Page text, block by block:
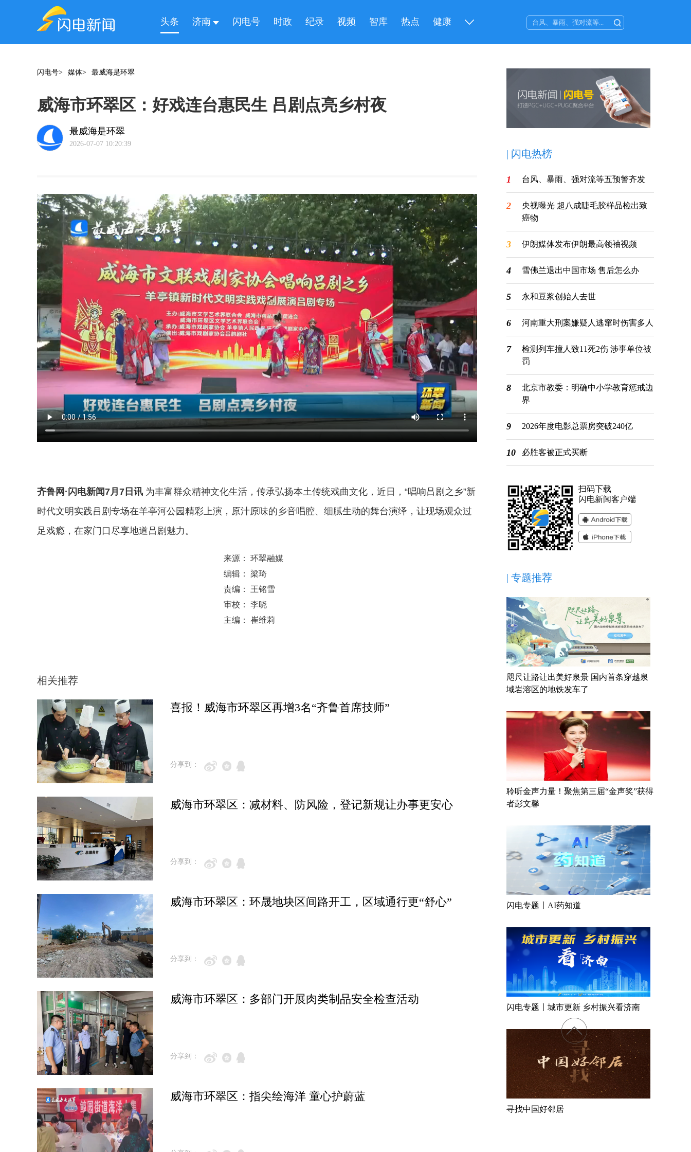
头条 济南 闪电号 时政 纪录 视频 智库 热点 健康
闪电号> 媒体> 最威海是环翠
威海市环翠区：好戏连台惠民生 吕剧点亮乡村夜
最威海是环翠
2026-07-07 10:20:39
齐鲁网·闪电新闻7月7日讯 为丰富群众精神文化生活，传承弘扬本土传统戏曲文化，近日，“唱响吕剧之乡”新
时代文明实践吕剧专场在羊亭河公园精彩上演，原汁原味的乡音唱腔、细腻生动的舞台演绎，让现场观众过
足戏瘾，在家门口尽享地道吕剧魅力。
来源： 环翠融媒
编辑： 梁琦
责编： 王铭雪
审校： 李晓
主编： 崔维莉
相关推荐
喜报！威海市环翠区再增3名“齐鲁首席技师”
分享到：
威海市环翠区：减材料、防风险，登记新规让办事更安心
分享到：
威海市环翠区：环晟地块区间路开工，区域通行更“舒心”
分享到：
威海市环翠区：多部门开展肉类制品安全检查活动
分享到：
威海市环翠区：指尖绘海洋 童心护蔚蓝
| 闪电热榜
1 台风、暴雨、强对流等五预警齐发
2
央视曝光 超八成睫毛胶样品检出致
癌物
3 伊朗媒体发布伊朗最高领袖视频
4 雪佛兰退出中国市场 售后怎么办
5 永和豆浆创始人去世
6 河南重大刑案嫌疑人逃窜时伤害多人
7
检测列车撞人致11死2伤 涉事单位被
罚
8
北京市教委：明确中小学教育惩戒边
界
9 2026年度电影总票房突破240亿
10 必胜客被正式买断
扫码下载
闪电新闻客户端
| 专题推荐
咫尺让路让出美好泉景 国内首条穿越泉
域岩溶区的地铁发车了
聆听金声力量！聚焦第三届“金声奖”获得
者彭文馨
闪电专题丨AI药知道
闪电专题丨城市更新 乡村振兴看济南
寻找中国好邻居